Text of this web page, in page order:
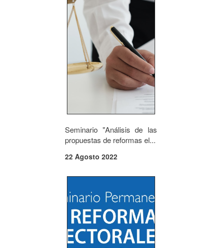
Seminario "Análisis de las
propuestas de reformas el...
22 Agosto 2022